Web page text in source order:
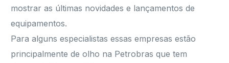
mostrar as últimas novidades e lançamentos de
equipamentos.
Para alguns especialistas essas empresas estão
principalmente de olho na Petrobras que tem